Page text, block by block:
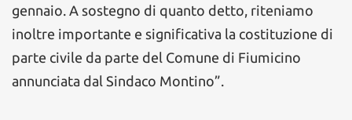
gennaio. A sostegno di quanto detto, riteniamo
inoltre importante e significativa la costituzione di
parte civile da parte del Comune di Fiumicino
annunciata dal Sindaco Montino”.